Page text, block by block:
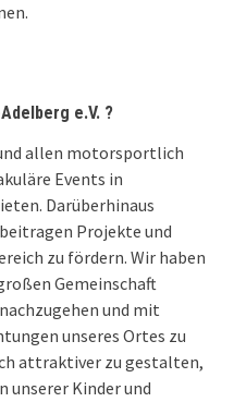
e.V. ?
allen motorsportlich
Events in
Darüberhinaus
Projekte und
zu fördern. Wir haben
Gemeinschaft
und mit
unseres Ortes zu
attraktiver zu gestalten,
unserer Kinder und